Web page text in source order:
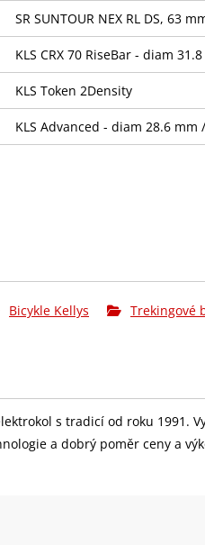
SR SUNTOUR NEX RL DS, 63
KLS CRX 70 RiseBar - diam
KLS Token 2Density
KLS Advanced - diam 28.6
KLS Active - diam 30.9 mm /
SHIMANO Cues U3020 (direct
přední 160 mm / zadní 160 mm
SHIMANO Linkglide CS-LG300-9
Bicykle Kellys Trekingové
s tradicí od roku 1991.
a dobrý poměr ceny a